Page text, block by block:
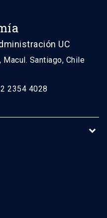
UC
Macul. Santiago, Chile
2354 4028